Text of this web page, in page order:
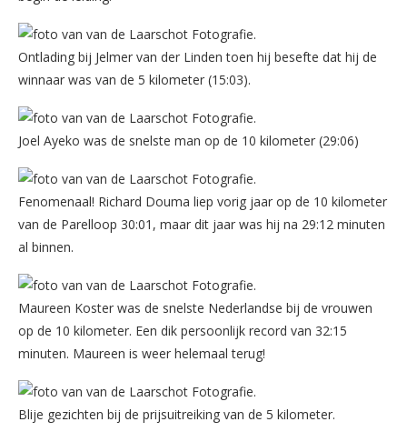
Ontlading bij Jelmer van der Linden toen hij besefte dat hij de
winnaar was van de 5 kilometer (15:03).
Joel Ayeko was de snelste man op de 10 kilometer (29:06)
Fenomenaal! Richard Douma liep vorig jaar op de 10 kilometer
van de Parelloop 30:01, maar dit jaar was hij na 29:12 minuten
al binnen.
Maureen Koster was de snelste Nederlandse bij de vrouwen
op de 10 kilometer. Een dik persoonlijk record van 32:15
minuten. Maureen is weer helemaal terug!
Blije gezichten bij de prijsuitreiking van de 5 kilometer.